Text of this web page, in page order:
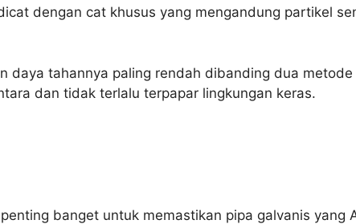
dengan cat khusus yang mengandung partikel
daya tahannya paling rendah dibanding dua
dan tidak terlalu terpapar lingkungan keras.
banget untuk memastikan pipa galvanis yang